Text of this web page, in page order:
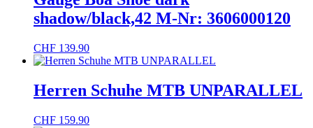
shadow/black,42 M-Nr: 3606000120
CHF 139.90
Herren Schuhe MTB UNPARALLEL
CHF 159.90